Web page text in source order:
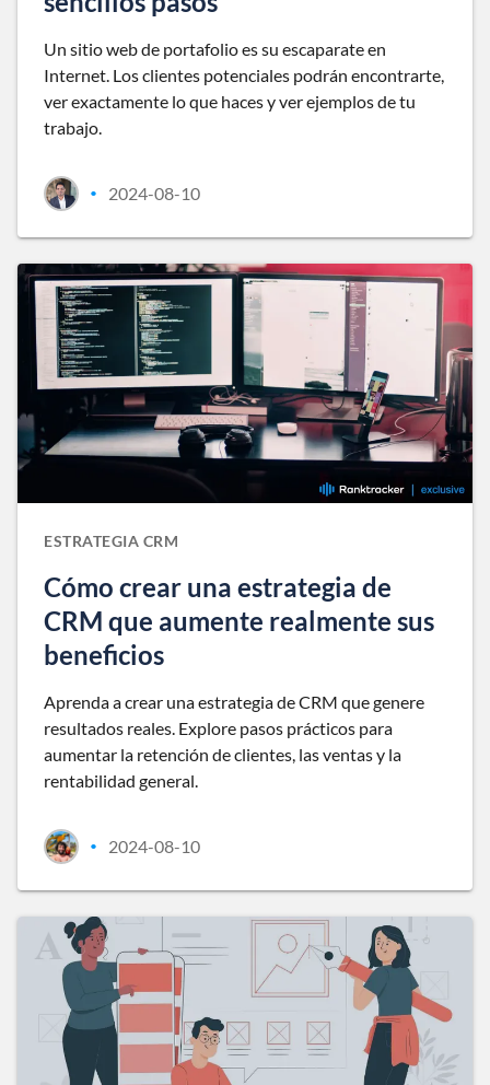
Un sitio web de portafolio es su escaparate en
Internet. Los clientes potenciales podrán encontrarte,
ver exactamente lo que haces y ver ejemplos de tu
trabajo.
• 2024-08-10
ESTRATEGIA CRM
Cómo crear una estrategia de
CRM que aumente realmente sus
beneficios
Aprenda a crear una estrategia de CRM que genere
resultados reales. Explore pasos prácticos para
aumentar la retención de clientes, las ventas y la
rentabilidad general.
• 2024-08-10